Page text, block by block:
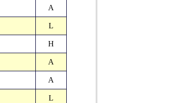
A
L
H
A
A
L